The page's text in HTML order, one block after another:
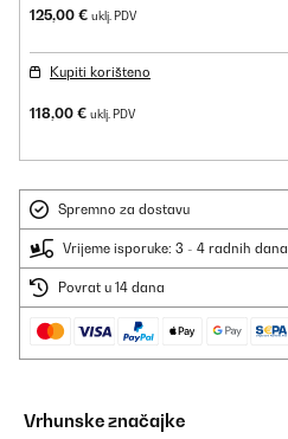
125,00 € uklj. PDV
Kupiti korišteno
118,00 € uklj. PDV
Spremno za dostavu
Vrijeme isporuke: 3 - 4 radnih dana
Povrat u 14 dana
Vrhunske značajke